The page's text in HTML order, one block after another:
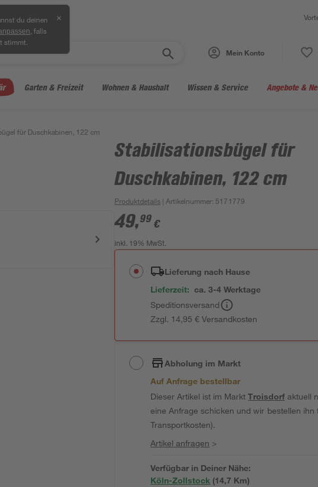
du deinen
, falls
stimmt.
✕
Mein Konto
Garten & Freizeit Wohnen & Haushalt Wissen & Service Angebote &
für Duschkabinen, 122 cm
Stabilisationsbügel für
Duschkabinen, 122 cm
Produktdetails | Artikelnummer: 5171779
49,99 €
inkl. 19% MwSt.
Lieferung nach Hause
Lieferzeit: ca. 3-4 Werktage
Speditionsversand
Zzgl. 14,95 € Versandkosten
Abholung im Markt
Auf Anfrage bestellbar
Dieser Artikel ist im MarktTroisdorfaktuell
eine Anfrage schicken und wir bestellen ihn
Transportkosten).
Artikel anfragen >
Verfügbar in Deiner Nähe:
Köln-Zollstock (14,7 Km)